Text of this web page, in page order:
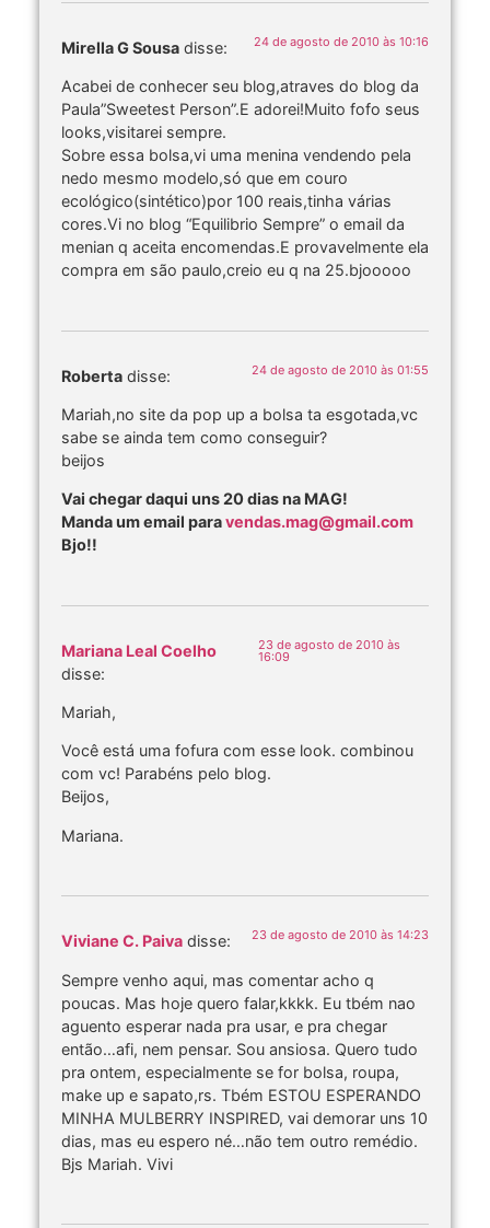
Mirella G Sousa disse: 24 de agosto de 2010 às 10:16
Acabei de conhecer seu blog,atraves do blog da
Paula”Sweetest Person”.E adorei!Muito fofo seus
looks,visitarei sempre.
Sobre essa bolsa,vi uma menina vendendo pela
nedo mesmo modelo,só que em couro
ecológico(sintético)por 100 reais,tinha várias
cores.Vi no blog “Equilibrio Sempre” o email da
menian q aceita encomendas.E provavelmente ela
compra em são paulo,creio eu q na 25.bjooooo
Roberta disse: 24 de agosto de 2010 às 01:55
Mariah,no site da pop up a bolsa ta esgotada,vc
sabe se ainda tem como conseguir?
beijos
Vai chegar daqui uns 20 dias na MAG!
Manda um email paravendas.mag@gmail.com
Bjo!!
Mariana Leal Coelho
disse:
23 de agosto de 2010 às
16:09
Mariah,
Você está uma fofura com esse look. combinou
com vc! Parabéns pelo blog.
Beijos,
Mariana.
Viviane C. Paiva disse: 23 de agosto de 2010 às 14:23
Sempre venho aqui, mas comentar acho q
poucas. Mas hoje quero falar,kkkk. Eu tbém nao
aguento esperar nada pra usar, e pra chegar
então…afi, nem pensar. Sou ansiosa. Quero tudo
pra ontem, especialmente se for bolsa, roupa,
make up e sapato,rs. Tbém ESTOU ESPERANDO
MINHA MULBERRY INSPIRED, vai demorar uns 10
dias, mas eu espero né…não tem outro remédio.
Bjs Mariah. Vivi